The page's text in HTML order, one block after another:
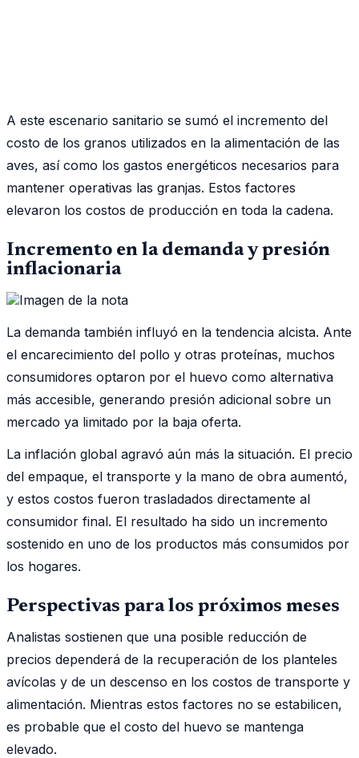
A este escenario sanitario se sumó el incremento del
costo de los granos utilizados en la alimentación de las
aves, así como los gastos energéticos necesarios para
mantener operativas las granjas. Estos factores
elevaron los costos de producción en toda la cadena.
Incremento en la demanda y presión
inflacionaria
La demanda también influyó en la tendencia alcista. Ante
el encarecimiento del pollo y otras proteínas, muchos
consumidores optaron por el huevo como alternativa
más accesible, generando presión adicional sobre un
mercado ya limitado por la baja oferta.
La inflación global agravó aún más la situación. El precio
del empaque, el transporte y la mano de obra aumentó,
y estos costos fueron trasladados directamente al
consumidor final. El resultado ha sido un incremento
sostenido en uno de los productos más consumidos por
los hogares.
Perspectivas para los próximos meses
Analistas sostienen que una posible reducción de
precios dependerá de la recuperación de los planteles
avícolas y de un descenso en los costos de transporte y
alimentación. Mientras estos factores no se estabilicen,
es probable que el costo del huevo se mantenga
elevado.